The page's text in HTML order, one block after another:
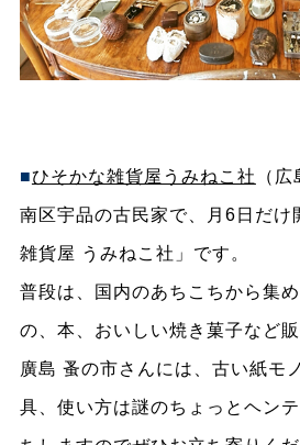
■ひそかな雑貨屋うみねこ社 （
南区宇品の古民家で、月6日だけ
雑貨屋 うみねこ社」です。
普段は、国内のあちこちから集
の、本、おいしい焼き菓子など販
廣島 蚤の市さんには、古い紙モ
具、使い方は謎のちょっとヘン